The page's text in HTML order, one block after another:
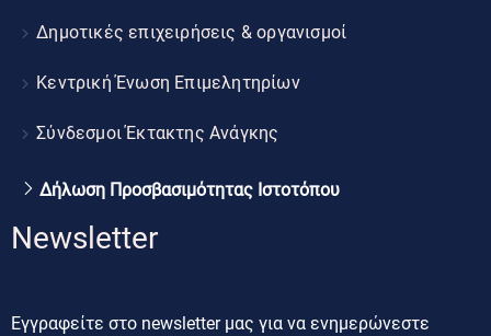
Δημοτικές επιχειρήσεις & οργανισμοί
Κεντρική Ένωση Επιμελητηρίων
Σύνδεσμοι Έκτακτης Ανάγκης
Δήλωση Προσβασιμότητας Ιστοτόπου
Newsletter
Εγγραφείτε στο newsletter μας για να ενημερώνεστε